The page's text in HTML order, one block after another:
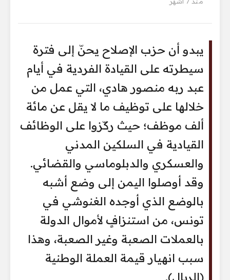
يبدو أن حزب الإصلاح يحنّ إلى فترة
سيطرته على القيادة الفردية في أيام
عبد ربه منصور هادي، التي عمل من
خلالها على توظيف ما لا يقل عن مائة
ألف موظف؛ حيث ركّزوا على الوظائف
القيادية في السلكين المدني
والعسكري والدبلوماسي والقضائي.
وقد أوصلوا اليمن إلى وضع أشبه
بالوضع الذي أوجده الغنوشي في
تونس، من استنزافٍ لأموال الدولة
بالعملات الصعبة وغير الصعبة، وهذا
سبب انهيار قيمة العملة الوطنية
(الريال).